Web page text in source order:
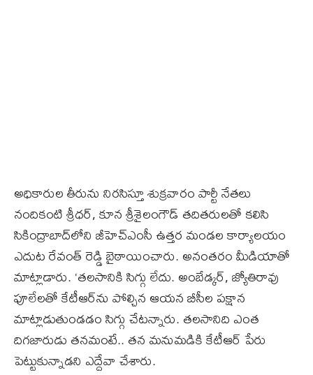
అధికారుల తీరును నిరసిస్తూ శుక్రవారం పార్టీ నేతలు
నందికంటి శ్రీధర్‌, కూన శ్రీశైలంగౌడ్‌ తదితరులతో కలిసి
సికింద్రాబాద్‌లోని జీహెచ్‌ఎంసీ ఉత్తర మండల కార్యాలయం
ఎదుట రేవంత్‌ రెడ్డి బైఠాయించారు. అనంతరం మీడియాతో
మాట్లాడారు. ‘తలసానికి సిగ్గు లేదు. అంబేడ్కర్‌, జ్యోతిరావు
ఫూలేలతో కేటీఆర్‌ను పోల్చిన ఆయన బీసీల పక్షాన
మాట్లాడుతుండడం సిగ్గు చేటన్నారు. తలసానిది ఎంత
దిగజారుడు తనమంటే.. తన మనుమడికి కేటీఆర్‌ పేరు
పెట్టుకున్నాడని ఎద్దేవా చేశారు.